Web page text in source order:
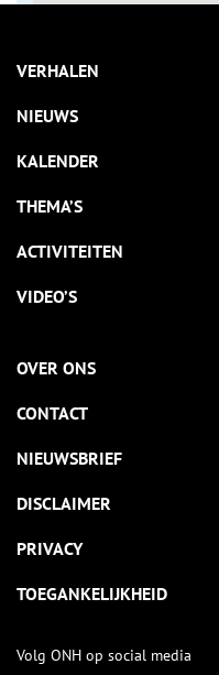
VERHALEN
NIEUWS
KALENDER
THEMA’S
ACTIVITEITEN
VIDEO’S
OVER ONS
CONTACT
NIEUWSBRIEF
DISCLAIMER
PRIVACY
TOEGANKELIJKHEID
Volg ONH op social media